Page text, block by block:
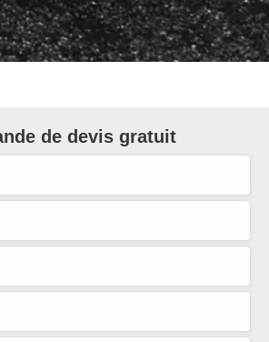
de devis gratuit